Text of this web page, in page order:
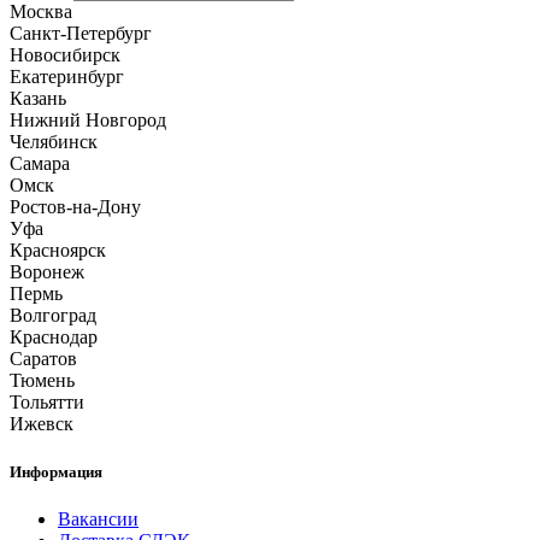
Москва
Санкт-Петербург
Новосибирск
Екатеринбург
Казань
Нижний Новгород
Челябинск
Самара
Омск
Ростов-на-Дону
Уфа
Красноярск
Воронеж
Пермь
Волгоград
Краснодар
Саратов
Тюмень
Тольятти
Ижевск
Информация
Вакансии